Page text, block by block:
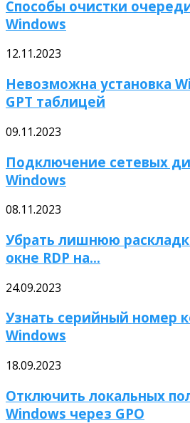
Способы очистки
Windows
12.11.2023
Невозможна установка
GPT таблицей
09.11.2023
Подключение сетевых
Windows
08.11.2023
Убрать лишнюю
окне RDP на...
24.09.2023
Узнать серийный номер
Windows
18.09.2023
Отключить локальных
Windows через GPO